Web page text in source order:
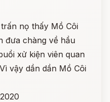
nọ thấy Mồ Côi
đưa chàng về hầu
xử kiện viên quan
vậy dần dần Mồ Côi